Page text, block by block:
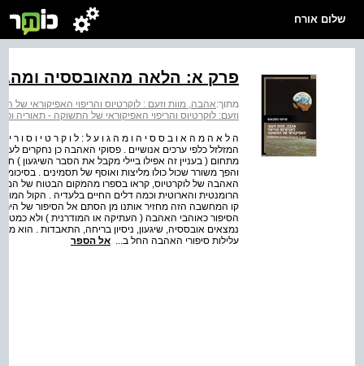
שלום אורח
פרק א: הלאה מהאובססיה
מתוך:אהבה, מוות וזעם : לוקרטיוס והריפוי האפיקוראי
וזעם: לוּקרטיוס והריפוי האפיקוראי של התשוקה - תאוריה
מתחום ( בעניין זה אפילו ביילי מקבל את הסבר השיגעון )
והפך משורר שכול כולו מליצות ואוסף של תסמינים .
האהבה של לוקרטיוס, קראו בספרו מהמקום הבטוח של
הרומנטית והארוטית וכמה דלים החיים בלעדיה . הקול
קו המחשבה הזה מחזיר אותנו מן הסתם אל הסיפור של
הסיפור כאוהבי האהבה ( העתיקה או המודרנית ) ולא
נמצאים אובססיה, שיגעון, ניסיון בריחה, התאבדות . הוא
עלילות סיפורי האהבה החל ב... אל הספר